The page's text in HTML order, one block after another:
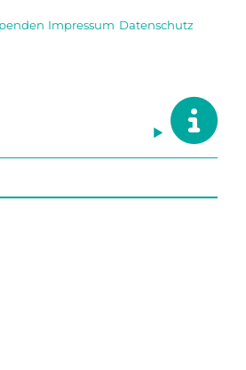
Impressum Datenschutz